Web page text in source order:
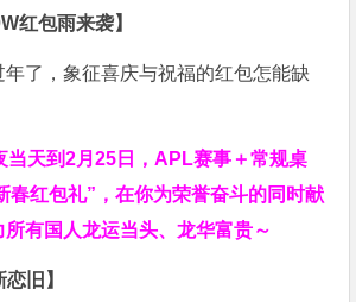
红包雨来袭】
年了，象征喜庆与祝福的红包怎能缺
当天到2月25日，APL赛事＋常规桌
春红包礼”，在你为荣誉奋斗的同时献
所有国人龙运当头、龙华富贵～
恋旧】